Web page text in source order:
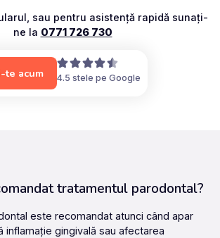
sau pentru asistență rapidă sunați-
ne la 0771 726 730
te acum 4.5 stele pe Google
tratamentul parodontal?
este recomandat atunci când apar
inflamație gingivală sau afectarea